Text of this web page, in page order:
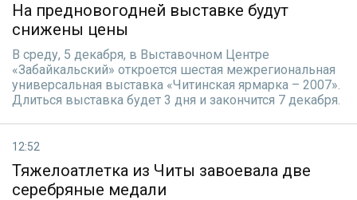
На предновогодней выставке будут
снижены цены
В среду, 5 декабря, в Выставочном Центре
«Забайкальский» откроется шестая межрегиональная
универсальная выставка «Читинская ярмарка – 2007».
Длиться выставка будет 3 дня и закончится 7 декабря.
12:52
Тяжелоатлетка из Читы завоевала две
серебряные медали